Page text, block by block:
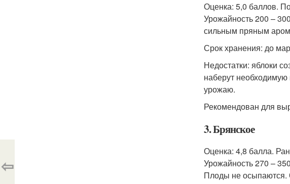
Оценка: 5,0 баллов.
Урожайность 200 –
сильным пряным
Срок хранения: до
Недостатки: яблоки
наберут необходимую
урожаю.
Рекомендован для
3. Брянское
Оценка: 4,8 балла.
Урожайность 270 –
Плоды не осыпаются.
⇦